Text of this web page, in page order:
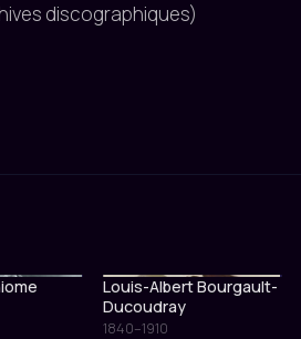
discographiques)
Louis-Albert Bourgault-
Ducoudray
1840–1910